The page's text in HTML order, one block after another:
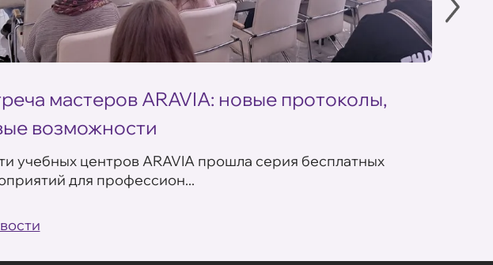
мастеров ARAVIA: новые протоколы,
возможности
учебных центров ARAVIA прошла серия бесплатных
для профессион...